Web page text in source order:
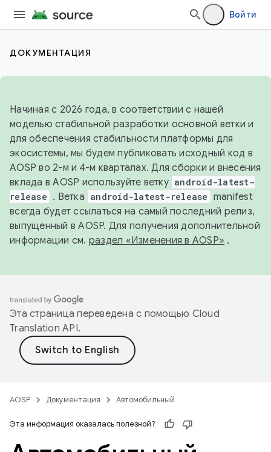
Войти
ДОКУМЕНТАЦИЯ
Начиная с 2026 года, в соответствии с нашей
моделью стабильной разработки основной ветки и
для обеспечения стабильности платформы для
экосистемы, мы будем публиковать исходный код в
AOSP во 2-м и 4-м кварталах. Для сборки и внесения
вклада в AOSP используйте ветку android-latest-
release . Ветка android-latest-release manifest
всегда будет ссылаться на самый последний релиз,
выпущенный в AOSP. Для получения дополнительной
информации см. раздел «Изменения в AOSP» .
Эта страница переведена с помощью Cloud
Translation API.
AOSP Документация Автомобильный
Эта информация оказалась полезной?